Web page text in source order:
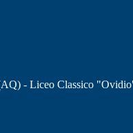
- Liceo Classico